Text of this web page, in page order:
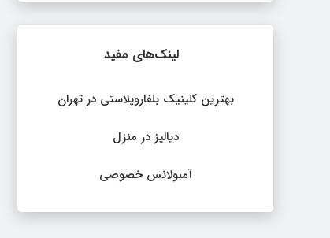
لینک‌های مفید
بهترین کلینیک بلفاروپلاستی در تهران
دیالیز در منزل
آمبولانس خصوصی